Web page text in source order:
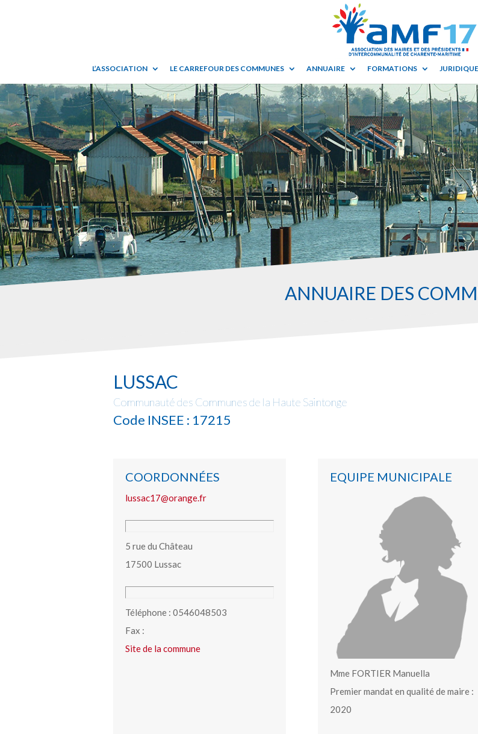
L’ASSOCIATION LE CARREFOUR DES COMMUNES ANNUAIRE FORMATIONS JURIDIQUE
ANNUAIRE DES
LUSSAC
Communauté des Communes de la Haute Saintonge
Code INSEE : 17215
COORDONNÉES
lussac17@orange.fr
5 rue du Château
17500 Lussac
Téléphone : 0546048503
Fax :
Site de la commune
EQUIPE MUNICIPALE
Mme FORTIER Manuella
Premier mandat en qualité de maire :
2020